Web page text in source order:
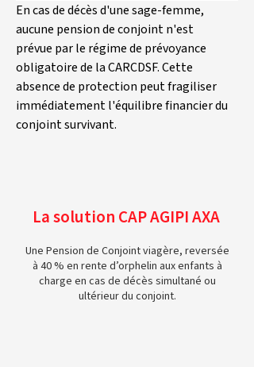
En cas de décès d'une sage-femme,
aucune pension de conjoint n'est
prévue par le régime de prévoyance
obligatoire de la CARCDSF. Cette
absence de protection peut fragiliser
immédiatement l'équilibre financier du
conjoint survivant.
La solution CAP AGIPI AXA
Une Pension de Conjoint viagère, reversée
à 40 % en rente d’orphelin aux enfants à
charge en cas de décès simultané ou
ultérieur du conjoint.